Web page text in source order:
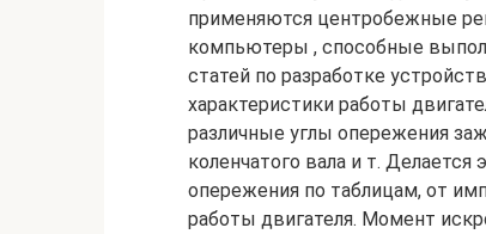
применяются центробежные
компьютеры , способные
статей по разработке
характеристики работы
различные углы опережения
коленчатого вала и т.
опережения по таблицам, от
работы двигателя. Момент